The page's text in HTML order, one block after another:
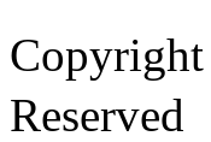
Reserved